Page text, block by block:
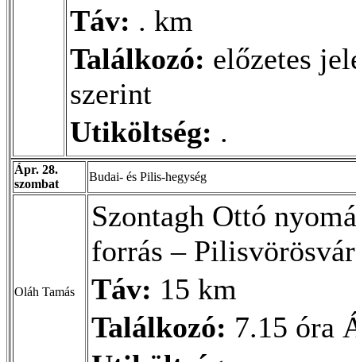
Táv: . km
Találkozó: előzetes
szerint
Utiköltség: .
Ápr. 28.
szombat
Budai- és Pilis-hegység
Oláh Tamás
Szontagh Ottó
forrás – Pilisvörösvár
Táv: 15 km
Találkozó: 7.15 óra